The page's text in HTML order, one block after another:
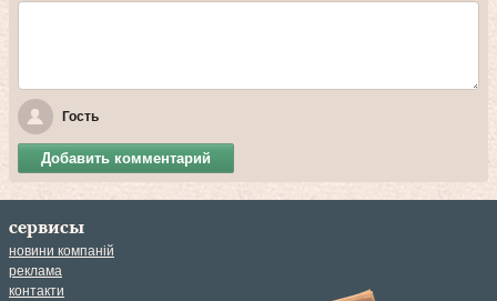
Гость
Добавить комментарий
сервисы
новини компаній
реклама
контакти